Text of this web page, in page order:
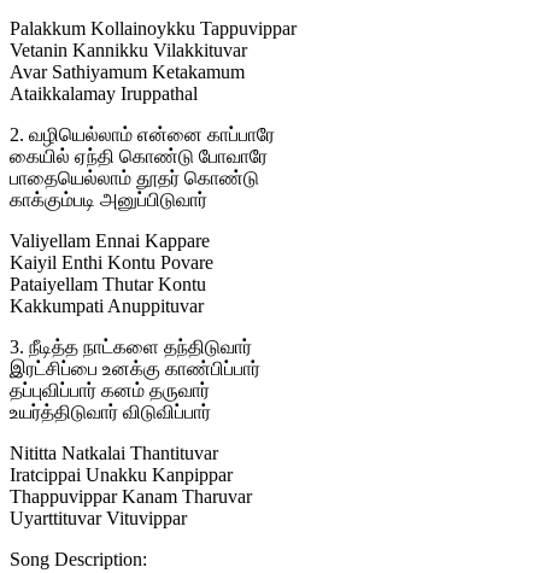
Palakkum Kollainoykku Tappuvippar
Vetanin Kannikku Vilakkituvar
Avar Sathiyamum Ketakamum
Ataikkalamay Iruppathal
2. வழியெல்லாம் என்னை காப்பாரே
கையில் ஏந்தி கொண்டு போவாரே
பாதையெல்லாம் தூதர் கொண்டு
காக்கும்படி அனுப்பிடுவார்
Valiyellam Ennai Kappare
Kaiyil Enthi Kontu Povare
Pataiyellam Thutar Kontu
Kakkumpati Anuppituvar
3. நீடித்த நாட்களை தந்திடுவார்
இரட்சிப்பை உனக்கு காண்பிப்பார்
தப்புவிப்பார் கனம் தருவார்
உயர்த்திடுவார் விடுவிப்பார்
Nititta Natkalai Thantituvar
Iratcippai Unakku Kanpippar
Thappuvippar Kanam Tharuvar
Uyarttituvar Vituvippar
Song Description: